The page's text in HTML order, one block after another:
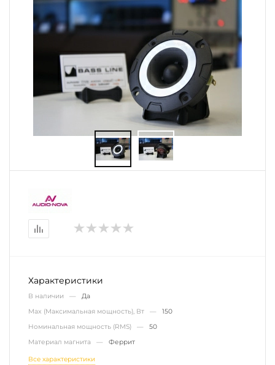
Характеристики
В наличии — Да
Max (Максимальная мощность), Вт — 150
Номинальная мощность (RMS) — 50
Материал магнита — Феррит
Все характеристики